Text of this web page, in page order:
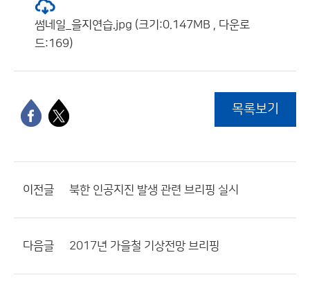
썸네일_을지연습.jpg (크기:0.147MB , 다운로
드:169)
목록보기
이전글 북한 인공지진 발생 관련 브리핑 실시
다음글 2017년 가을철 기상전망 브리핑